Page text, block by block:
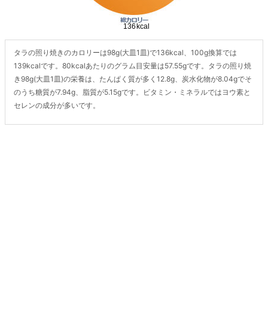
タラの照り焼きのカロリーは98g(大皿1皿)で136kcal、100g換算では
139kcalです。80kcalあたりのグラム目安量は57.55gです。タラの照り焼
き98g(大皿1皿)の栄養は、たんぱく質が多く12.8g、炭水化物が8.04gでそ
のうち糖質が7.94g、脂質が5.15gです。ビタミン・ミネラルではヨウ素と
セレンの成分が多いです。